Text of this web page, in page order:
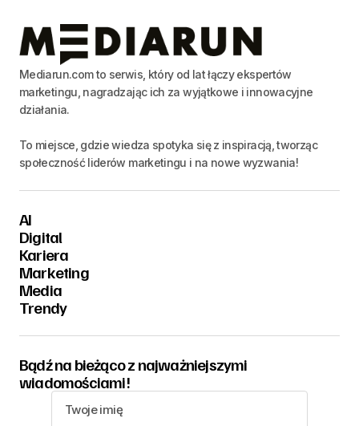
Mediarun.com to serwis, który od lat łączy ekspertów
marketingu, nagradzając ich za wyjątkowe i innowacyjne
działania.
To miejsce, gdzie wiedza spotyka się z inspiracją, tworząc
społeczność liderów marketingu i na nowe wyzwania!
AI
Digital
Kariera
Marketing
Media
Trendy
Bądź na bieżąco z najważniejszymi
wiadomościami!